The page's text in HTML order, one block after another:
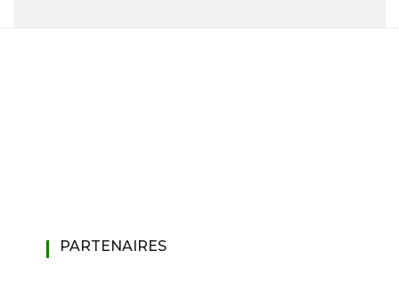
PARTENAIRES